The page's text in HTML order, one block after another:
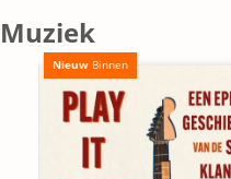
Muziek
Nieuw Binnen